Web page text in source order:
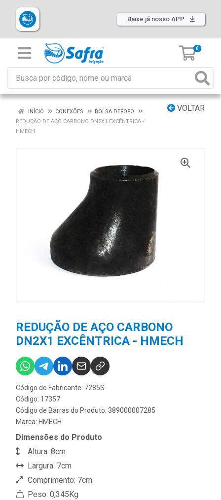
Baixe já nosso APP
0
VOLTAR
INÍCIO CONEXÕES
BOLSA DEFOFO
REDUÇÃO DE AÇO CARBONO DN2X1 EXCÊNTRICA -
HMECH
REDUÇÃO DE AÇO CARBONO
DN2X1 EXCÊNTRICA - HMECH
Código do Fabricante: 7285S
Código: 17357
Código de Barras do Produto: 389000007285
Marca: HMECH
Dimensões do Produto
Altura: 8cm
Largura: 7cm
Comprimento: 7cm
Peso: 0,345Kg